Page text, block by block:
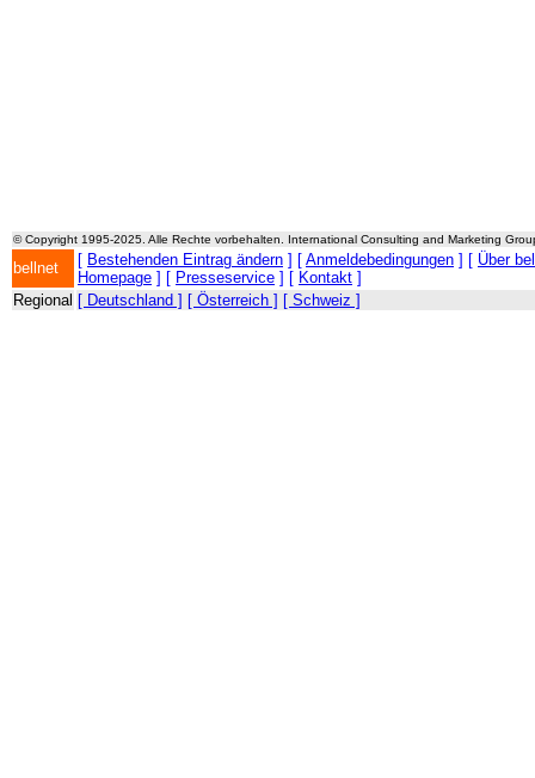
© Copyright 1995-2025. Alle Rechte vorbehalten. International Consulting and Marketing
bellnet [ Bestehenden Eintrag ändern ] [ Anmeldebedingungen ] [ Über
Homepage ] [ Presseservice ] [ Kontakt ]
Regional [ Deutschland ] [ Österreich ] [ Schweiz ]